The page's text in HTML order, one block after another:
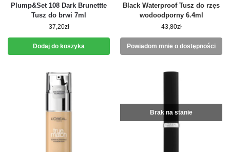
Plump&Set 108 Dark Brunettte
Tusz do brwi 7ml
37,20zł
Dodaj do koszyka
Black Waterproof Tusz do rzęs
wodoodporny 6.4ml
43,80zł
Powiadom mnie o dostępności
Brak na stanie